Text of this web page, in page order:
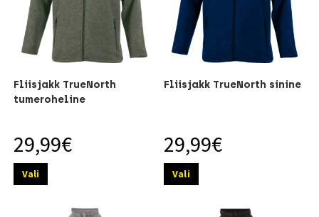
Fliisjakk TrueNorth
tumeroheline
29,99€
Vali
Fliisjakk TrueNorth sinine
29,99€
Vali